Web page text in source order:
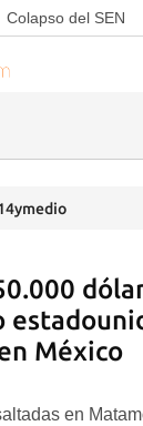
Colapso del SEN
México
en